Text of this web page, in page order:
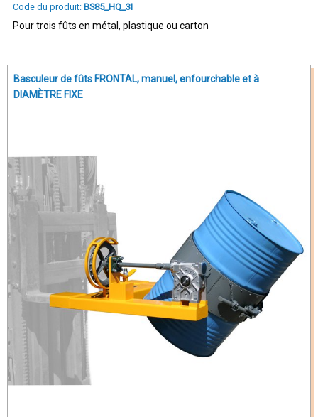
Code du produit: BS85_HQ_3I
Pour trois fûts en métal, plastique ou carton
Basculeur de fûts FRONTAL, manuel, enfourchable et à
DIAMÈTRE FIXE